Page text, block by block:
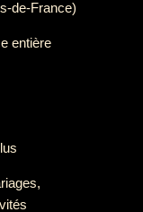
de-France)
entière